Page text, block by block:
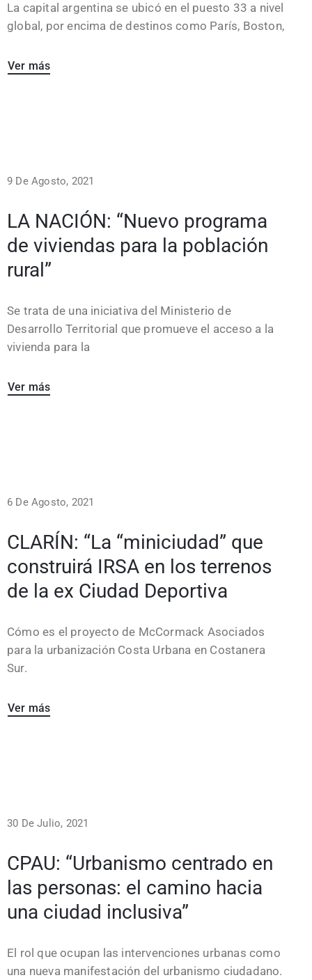
La capital argentina se ubicó en el puesto 33 a nivel
global, por encima de destinos como París, Boston,
Ver más
9 De Agosto, 2021
LA NACIÓN: “Nuevo programa
de viviendas para la población
rural”
Se trata de una iniciativa del Ministerio de
Desarrollo Territorial que promueve el acceso a la
vivienda para la
Ver más
6 De Agosto, 2021
CLARÍN: “La “miniciudad” que
construirá IRSA en los terrenos
de la ex Ciudad Deportiva
Cómo es el proyecto de McCormack Asociados
para la urbanización Costa Urbana en Costanera
Sur.
Ver más
30 De Julio, 2021
CPAU: “Urbanismo centrado en
las personas: el camino hacia
una ciudad inclusiva”
El rol que ocupan las intervenciones urbanas como
una nueva manifestación del urbanismo ciudadano.